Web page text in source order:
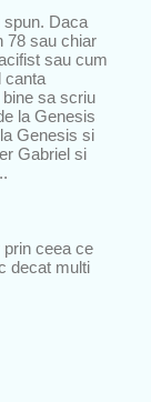
spun. Daca
78 sau chiar
sau cum
canta
sa scriu
la Genesis
Genesis si
Gabriel si
ceea ce
decat multi